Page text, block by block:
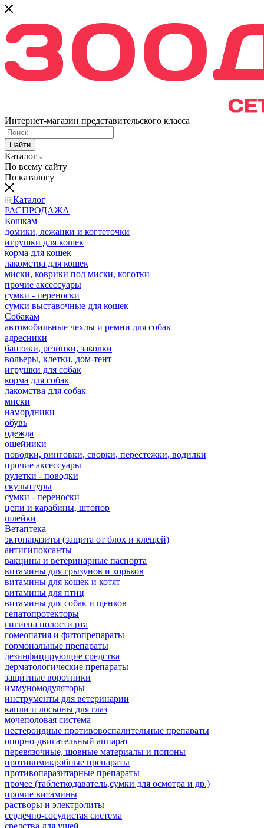
Интернет-магазин представительского класса
Найти
Каталог
По всему сайту
По каталогу
Каталог
РАСПРОДАЖА
Кошкам
домики, лежанки и когтеточки
игрушки для кошек
корма для кошек
лакомства для кошек
миски, коврики под миски, коготки
прочие аксессуары
сумки - переноски
сумки выставочные для кошек
Собакам
автомобильные чехлы и ремни для собак
адресники
бантики, резинки, заколки
вольеры, клетки, дом-тент
игрушки для собак
корма для собак
лакомства для собак
миски
намордники
обувь
одежда
ошейники
поводки, ринговки, сворки, перестежки, водилки
прочие аксессуары
рулетки - поводки
скульптуры
сумки - переноски
цепи и карабины, штопор
шлейки
Ветаптека
эктопаразиты (защита от блох и клещей)
антигипоксанты
вакцины и ветеринарные паспорта
витамины для грызунов и хорьков
витамины для кошек и котят
витамины для птиц
витамины для собак и щенков
гепатопротекторы
гигиена полости рта
гомеопатия и фитопрепараты
гормональные препараты
дезинфицирующие средства
дерматологические препараты
защитные воротники
иммуномодуляторы
инструменты для ветеринарии
капли и лосьоны для глаз
мочеполовая система
нестероидные противовоспалительные препараты
опорно-двигательный аппарат
перевязочные, шовные материалы и попоны
противомикробные препараты
противопаразитарные препараты
прочее (таблеткодаватель,сумки для осмотра и др.)
прочие витамины
растворы и электролиты
сердечно-сосудистая система
средства для ушей